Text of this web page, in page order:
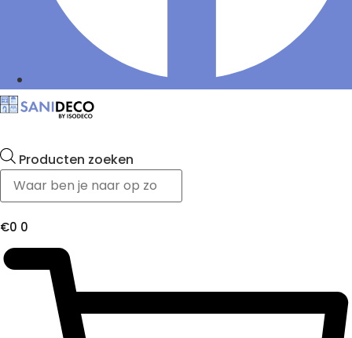
Producten zoeken
€0 0